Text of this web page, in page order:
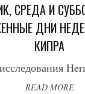
СРЕДА И
ДНИ
КИПРА
READ MORE